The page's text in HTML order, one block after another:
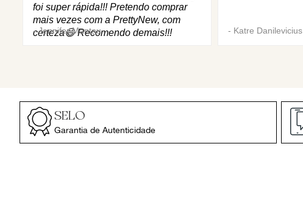
foi super rápida!!! Pretendo comprar
mais vezes com a PrettyNew, com
certeza😄 Recomendo demais!!!
-Jennifer Mantau - Katre Danilevicius
SELO
Garantia de Autenticidade